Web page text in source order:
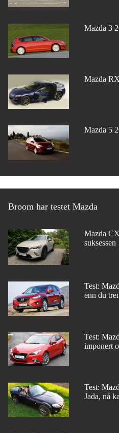
Mazda 3
Mazda
Mazda 5
Broom har testet Mazda
Mazda
suksessen
Test:
enn du
Test:
imponert
Test:
Jada, nå